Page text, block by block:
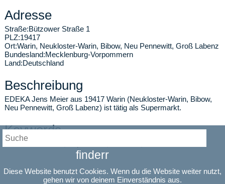
Adresse
Straße:Bützower Straße 1
PLZ:19417
Ort:Warin, Neukloster-Warin, Bibow, Neu Pennewitt, Groß Labenz
Bundesland:Mecklenburg-Vorpommern
Land:Deutschland
Beschreibung
EDEKA Jens Meier aus 19417 Warin (Neukloster-Warin, Bibow,
Neu Pennewitt, Groß Labenz) ist tätig als Supermarkt.
Keywords
Lebensmittelladen, Supermarkt, Kaufhalle, Warin
Öffnungszeiten
07:00-20:00
finderr
Diese Website benutzt Cookies. Wenn du die Website weiter nutzt,
gehen wir von deinem Einverständnis aus.